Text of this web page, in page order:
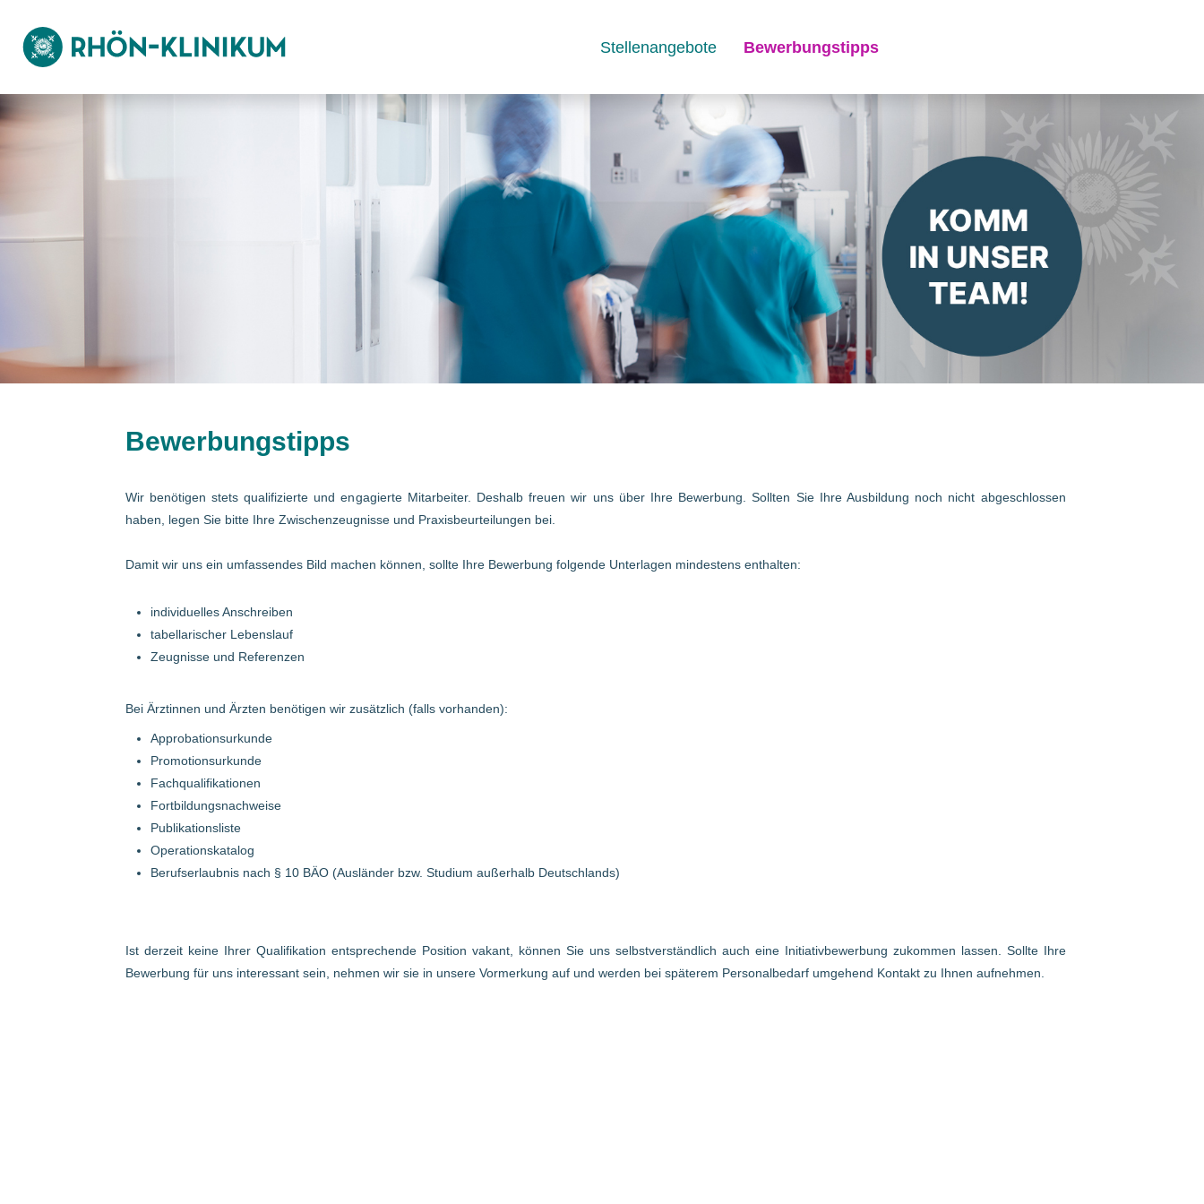
Stellenangebote Bewerbungstipps
Bewerbungstipps
Wir benötigen stets qualifizierte und engagierte Mitarbeiter. Deshalb freuen wir uns über Ihre Bewerbung. Sollten Sie Ihre Ausbildung noch nicht abgeschlossen
haben, legen Sie bitte Ihre Zwischenzeugnisse und Praxisbeurteilungen bei.
Damit wir uns ein umfassendes Bild machen können, sollte Ihre Bewerbung folgende Unterlagen mindestens enthalten:
individuelles Anschreiben
tabellarischer Lebenslauf
Zeugnisse und Referenzen
Bei Ärztinnen und Ärzten benötigen wir zusätzlich (falls vorhanden):
Approbationsurkunde
Promotionsurkunde
Fachqualifikationen
Fortbildungsnachweise
Publikationsliste
Operationskatalog
Berufserlaubnis nach § 10 BÄO (Ausländer bzw. Studium außerhalb Deutschlands)
Ist derzeit keine Ihrer Qualifikation entsprechende Position vakant, können Sie uns selbstverständlich auch eine Initiativbewerbung zukommen lassen. Sollte Ihre
Bewerbung für uns interessant sein, nehmen wir sie in unsere Vormerkung auf und werden bei späterem Personalbedarf umgehend Kontakt zu Ihnen aufnehmen.